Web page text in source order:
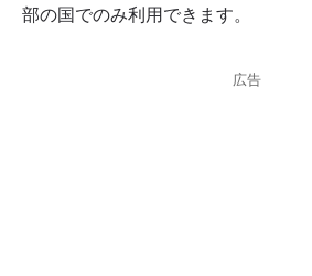
部の国でのみ利用できます。
広告